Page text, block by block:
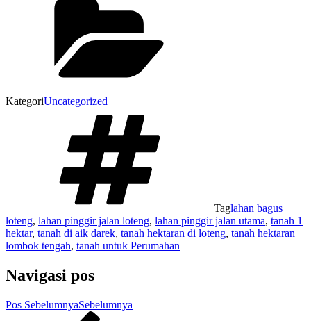
KategoriUncategorized
Taglahan bagus
loteng, lahan pinggir jalan loteng, lahan pinggir jalan utama, tanah 1
hektar, tanah di aik darek, tanah hektaran di loteng, tanah hektaran
lombok tengah, tanah untuk Perumahan
Navigasi pos
Pos SebelumnyaSebelumnya